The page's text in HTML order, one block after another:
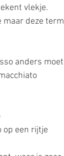
vlekje.
maar deze term
anders moet
op een rijtje